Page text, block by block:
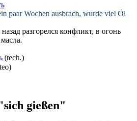
paar Wochen ausbrach, wurde viel Öl
разгорелся конфликт, в огонь
(tech.)
gießen"